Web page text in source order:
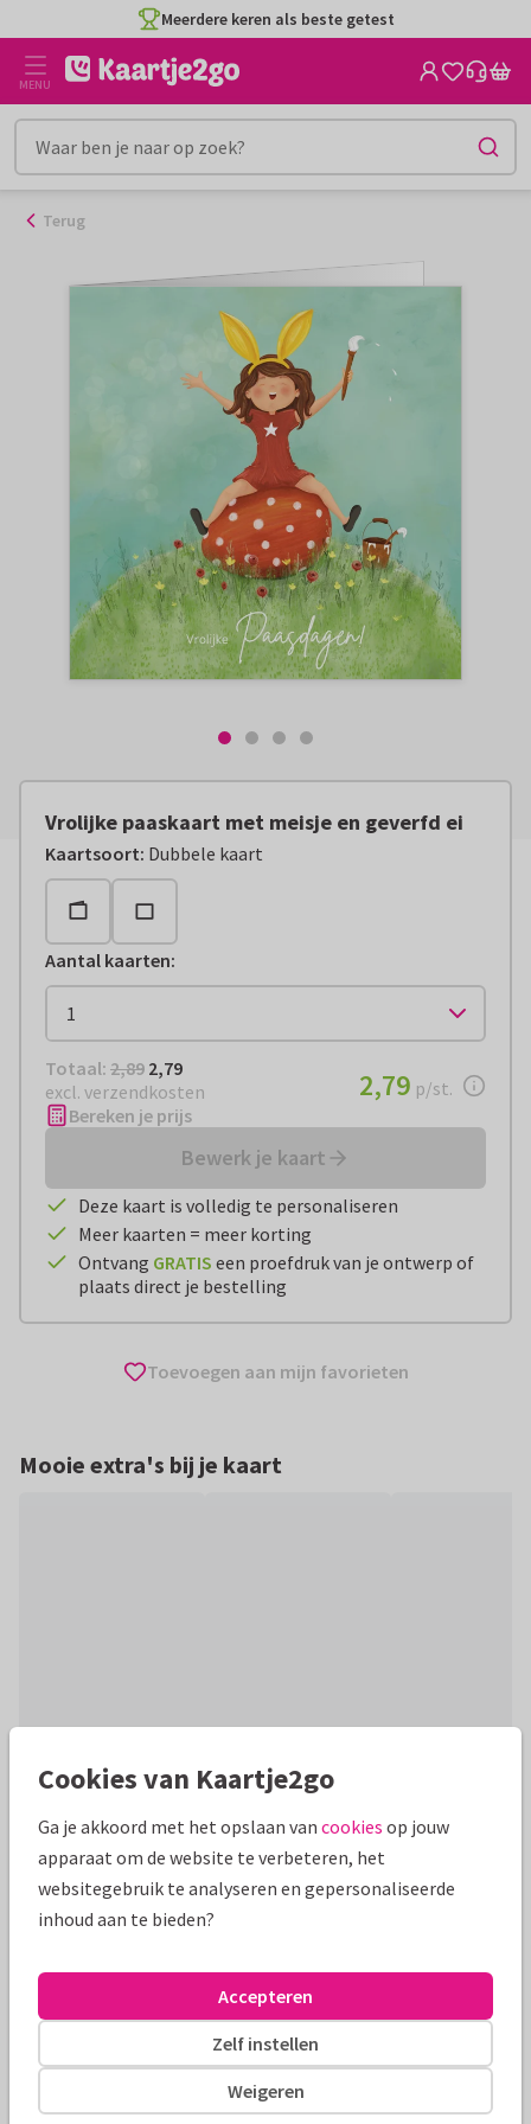
naar
inhoud
Meerdere keren als beste getest
MENU
Terug
Vrolijke paaskaart met meisje en geverfd ei
Kaartsoort: Dubbele kaart
Aantal kaarten:
Totaal: € 2,79
Totaal: 2,89 2,79
excl. verzendkosten
€ 2,79per stuk
2,79 p/st.
Bereken je prijs
Bewerk je kaart
Deze kaart is volledig te personaliseren
Meer kaarten = meer korting
Ontvang GRATIS een proefdruk van je ontwerp of
plaats direct je bestelling
Toevoegen aan mijn favorieten
Mooie extra's bij je kaart
Productinformatie
vrolijk geïllustreerde paaskaart met Fieneke en haar zelf
geverfde ei.
Alle kaarten zijn helemaal naar wens aan te passen
Paaskaarten Annemie Satijn Grappig
Formaten en tarieven
14 x 14 cm
Cookies van Kaartje2go
Ga je akkoord met het opslaan van cookies op jouw
apparaat om de website te verbeteren, het
websitegebruik te analyseren en gepersonaliseerde
inhoud aan te bieden?
Weigeren
Zelf instellen
Accepteren